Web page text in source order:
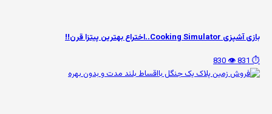
بازی آشپزی Cooking Simulator..اختراع بهترین پیتزا قرن!!
⏱️ 831
👁️ 830